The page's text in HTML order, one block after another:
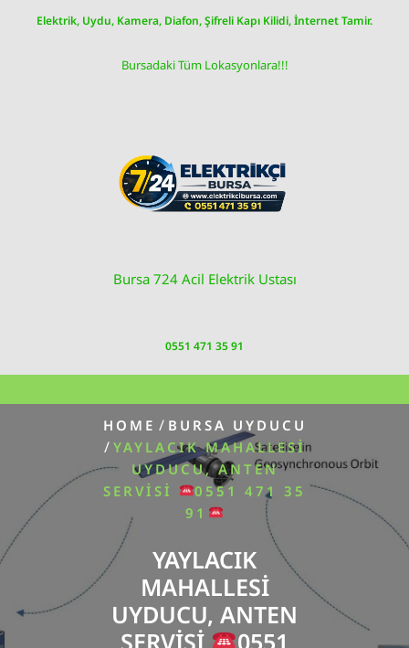
Elektrik, Uydu, Kamera, Diafon, Şifreli Kapı Kilidi, İnternet Tamir.
Bursadaki Tüm Lokasyonlara!!!
Bursa 724 Acil Elektrik Ustası
0551 471 35 91
HOME / BURSA UYDUCU
/ YAYLACIK MAHALLESI
UYDUCU, ANTEN
SERVISI
0551 471 35
91
YAYLACIK
MAHALLESI
UYDUCU, ANTEN
SERVISI
0551